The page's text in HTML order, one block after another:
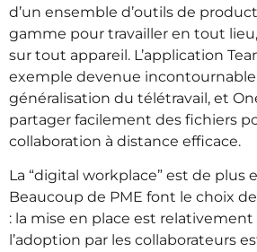
d’un ensemble d’outils de
gamme pour travailler en tout
sur tout appareil. L’application
exemple devenue
généralisation du télétravail, et
partager facilement des fichiers
collaboration à distance efficace.
La “digital workplace” est de plus
Beaucoup de PME font le choix
: la mise en place est
l’adoption par les collaborateurs